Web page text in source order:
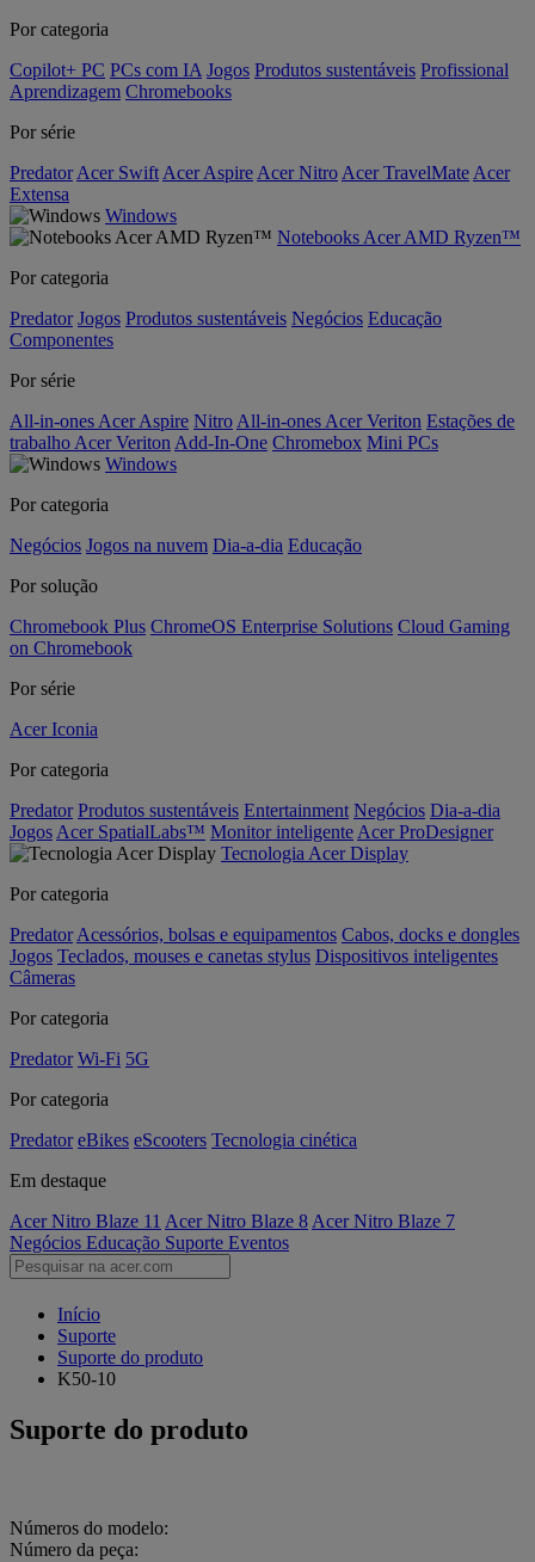
Por categoria
Copilot+ PC PCs com IA Jogos Produtos sustentáveis Profissional
Aprendizagem Chromebooks
Por série
Predator Acer Swift Acer Aspire Acer Nitro Acer TravelMate Acer
Extensa
Windows
Notebooks Acer AMD Ryzen™
Por categoria
Predator Jogos Produtos sustentáveis Negócios Educação
Componentes
Por série
All-in-ones Acer Aspire Nitro All-in-ones Acer Veriton Estações de
trabalho Acer Veriton Add-In-One Chromebox Mini PCs
Windows
Por categoria
Negócios Jogos na nuvem Dia-a-dia Educação
Por solução
Chromebook Plus ChromeOS Enterprise Solutions Cloud Gaming
on Chromebook
Por série
Acer Iconia
Por categoria
Predator Produtos sustentáveis Entertainment Negócios Dia-a-dia
Jogos Acer SpatialLabs™ Monitor inteligente Acer ProDesigner
Tecnologia Acer Display
Por categoria
Predator Acessórios, bolsas e equipamentos Cabos, docks e dongles
Jogos Teclados, mouses e canetas stylus Dispositivos inteligentes
Câmeras
Por categoria
Predator Wi-Fi 5G
Por categoria
Predator eBikes eScooters Tecnologia cinética
Em destaque
Acer Nitro Blaze 11 Acer Nitro Blaze 8 Acer Nitro Blaze 7
Negócios Educação Suporte Eventos
Início
Suporte
Suporte do produto
K50-10
Suporte do produto
Números do modelo:
Número da peça: